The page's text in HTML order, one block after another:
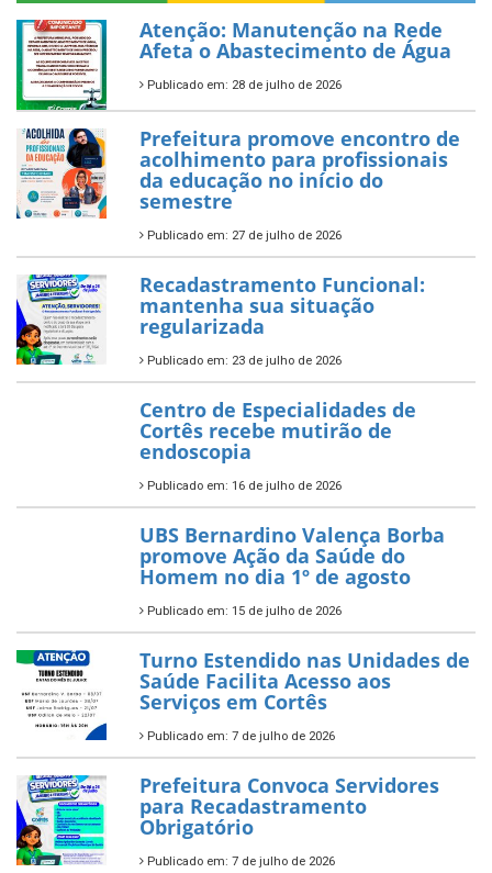
Atenção: Manutenção na Rede
Afeta o Abastecimento de Água
Publicado em: 28 de julho de 2026
Prefeitura promove encontro de
acolhimento para profissionais
da educação no início do
semestre
Publicado em: 27 de julho de 2026
Recadastramento Funcional:
mantenha sua situação
regularizada
Publicado em: 23 de julho de 2026
Centro de Especialidades de
Cortês recebe mutirão de
endoscopia
Publicado em: 16 de julho de 2026
UBS Bernardino Valença Borba
promove Ação da Saúde do
Homem no dia 1º de agosto
Publicado em: 15 de julho de 2026
Turno Estendido nas Unidades de
Saúde Facilita Acesso aos
Serviços em Cortês
Publicado em: 7 de julho de 2026
Prefeitura Convoca Servidores
para Recadastramento
Obrigatório
Publicado em: 7 de julho de 2026